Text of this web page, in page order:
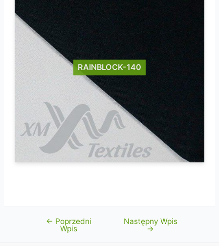
RAINBLOCK-140
Nawigacja
← Poprzedni
Wpis
Następny Wpis
→